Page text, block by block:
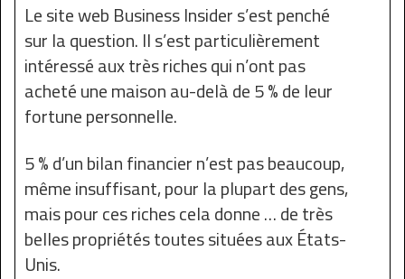
Le site web Business Insider s’est penché
sur la question. Il s’est particulièrement
intéressé aux très riches qui n’ont pas
acheté une maison au-delà de 5 % de leur
fortune personnelle.
5 % d’un bilan financier n’est pas beaucoup,
même insuffisant, pour la plupart des gens,
mais pour ces riches cela donne … de très
belles propriétés toutes situées aux États-
Unis.